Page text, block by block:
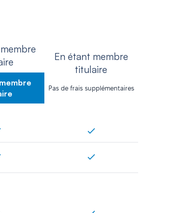
En étant membre
titulaire
Pas de frais supplémentaires